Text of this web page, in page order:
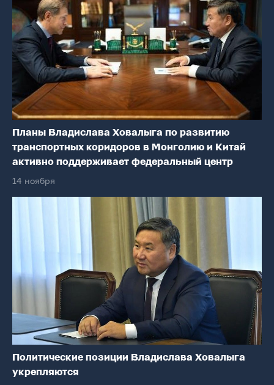
Планы Владислава Ховалыга по развитию
транспортных коридоров в Монголию и Китай
активно поддерживает федеральный центр
14 ноября
Политические позиции Владислава Ховалыга
укрепляются